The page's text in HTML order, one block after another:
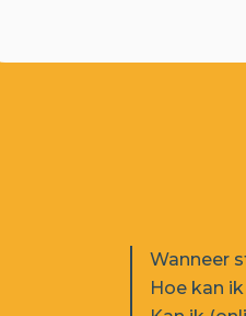
Wanneer
Hoe kan